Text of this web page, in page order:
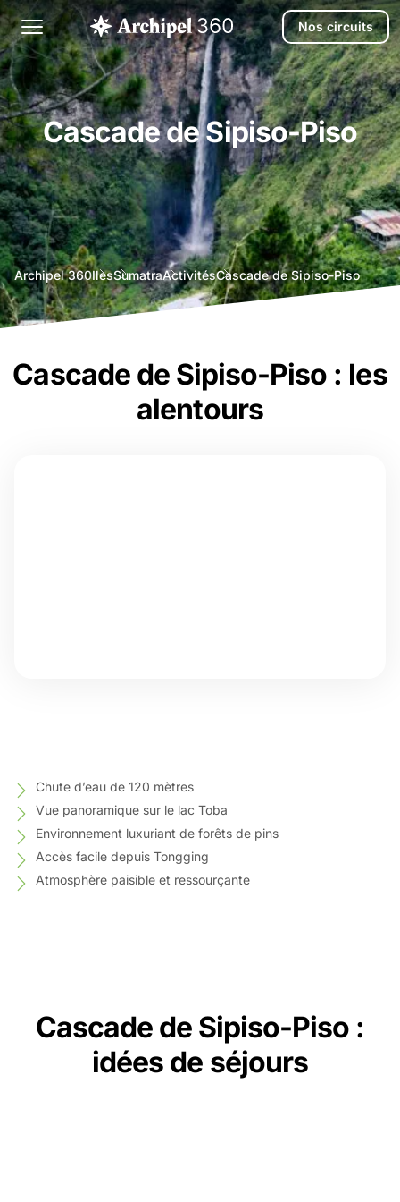
Nos circuits
Cascade de Sipiso-Piso
Archipel 360agence
voyage
bali
IlesSumatraActivitésCascade de Sipiso-Piso
Cascade de Sipiso-Piso : les
alentours
Chute d’eau de 120 mètres
Vue panoramique sur le lac Toba
Environnement luxuriant de forêts de pins
Accès facile depuis Tongging
Atmosphère paisible et ressourçante
Cascade de Sipiso-Piso :
idées de séjours